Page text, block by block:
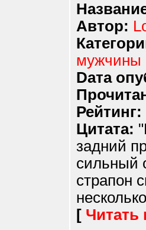
Автор:
мужчины
Dата
Рейтинг:
Цитата:
задний
сильный
страпон
[ Читать